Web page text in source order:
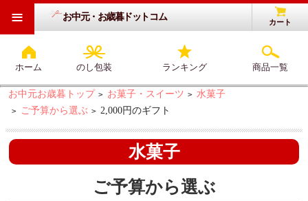
お中元・お歳暮ドットコム カート
ホーム のし包装 ランキング 商品一覧
≡
お中元お歳暮トップ > お菓子・スイーツ > 水菓子
> ご予算から選ぶ > 2,000円のギフト
水菓子
ご予算から選ぶ